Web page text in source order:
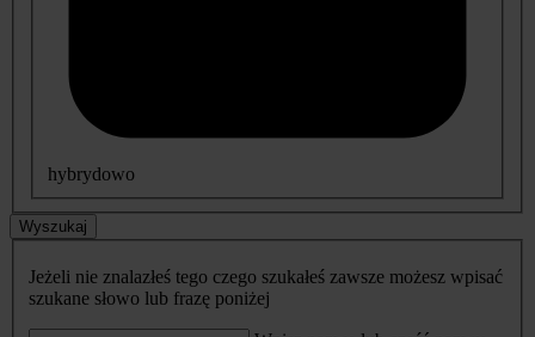
hybrydowo
Wyszukaj
Jeżeli nie znalazłeś tego czego szukałeś zawsze możesz wpisać
szukane słowo lub frazę poniżej